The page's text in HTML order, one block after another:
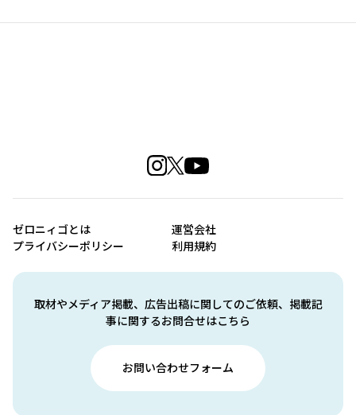
取材やメディア掲載、広告出稿に関してのご依頼、掲載記
事に関するお問合せはこちら
お問い合わせフォーム
ゼロニィゴとは
運営会社
プライバシーポリシー
利用規約